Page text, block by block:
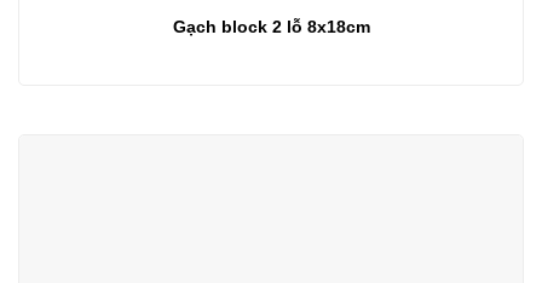
Gạch block 2 lỗ 8x18cm